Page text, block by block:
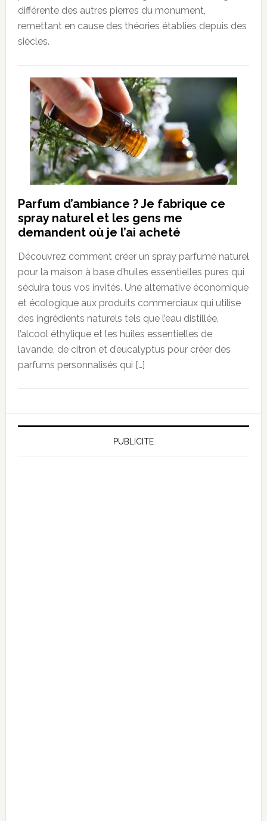
différente des autres pierres du monument,
remettant en cause des théories établies depuis des
siècles.
Parfum d’ambiance ? Je fabrique ce
spray naturel et les gens me
demandent où je l’ai acheté
Découvrez comment créer un spray parfumé naturel
pour la maison à base d’huiles essentielles pures qui
séduira tous vos invités. Une alternative économique
et écologique aux produits commerciaux qui utilise
des ingrédients naturels tels que l’eau distillée,
l’alcool éthylique et les huiles essentielles de
lavande, de citron et d’eucalyptus pour créer des
parfums personnalisés qui […]
PUBLICITE